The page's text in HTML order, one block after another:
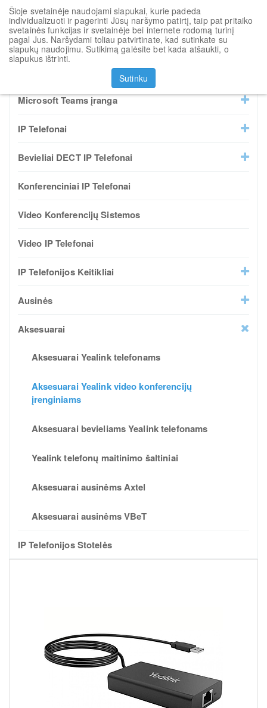
Šioje svetainėje naudojami slapukai, kurie padeda
individualizuoti ir pagerinti Jūsų naršymo patirtį, taip pat pritaiko
svetainės funkcijas ir svetainėje bei internete rodomą turinį
pagal Jus. Naršydami toliau patvirtinate, kad sutinkate su
slapukų naudojimu. Sutikimą galėsite bet kada atšaukti, o
slapukus ištrinti.
Sutinku
Rikiuoti pagal
Microsoft Teams įranga
IP Telefonai
Bevieliai DECT IP Telefonai
Konferenciniai IP Telefonai
Video Konferencijų Sistemos
Video IP Telefonai
IP Telefonijos Keitikliai
Ausinės
Aksesuarai
Aksesuarai Yealink telefonams
Aksesuarai Yealink video konferencijų
įrenginiams
Aksesuarai bevieliams Yealink telefonams
Yealink telefonų maitinimo šaltiniai
Aksesuarai ausinėms Axtel
Aksesuarai ausinėms VBeT
IP Telefonijos Stotelės